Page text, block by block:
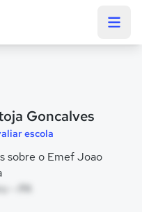
Goncalves
escola
sobre o Emef Joao
- PA